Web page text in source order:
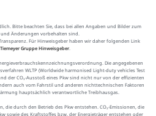
Bitte beachten Sie, dass bei allen Angaben und Bilder zum
Änderungen vorbehalten sind.
Für Hinweisgeber haben wir daher folgenden Link
Tiemeyer Gruppe Hinweisgeber.
Die angegebenen
WLTP (Worldwide harmonised Light-duty vehicles Test
der CO₂-Ausstoß eines Pkw sind nicht nur von der effizienten
auch vom Fahrstil und anderen nichttechnischen Faktoren
hauptsächlich verantwortliche Treibhausgas.
die durch den Betrieb des Pkw entstehen. CO₂-Emissionen, die
sowie des Kraftstoffes bzw. der Energieträger entstehen oder